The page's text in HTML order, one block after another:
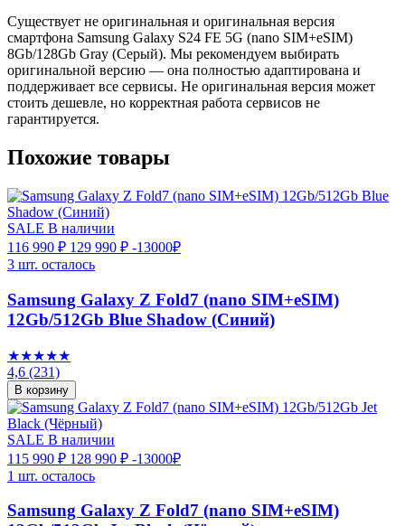
Существует не оригинальная и оригинальная версия
смартфона Samsung Galaxy S24 FE 5G (nano SIM+eSIM)
8Gb/128Gb Gray (Серый). Мы рекомендуем выбирать
оригинальной версию — она полностью адаптирована и
поддерживает все сервисы. Не оригинальная версия может
стоить дешевле, но корректная работа сервисов не
гарантируется.
Похожие товары
SALE В наличии
116 990 ₽ 129 990 ₽ -13000₽
3 шт. осталось
Samsung Galaxy Z Fold7 (nano SIM+eSIM)
12Gb/512Gb Blue Shadow (Синий)
★★★★★
4,6 (231)
В корзину
SALE В наличии
115 990 ₽ 128 990 ₽ -13000₽
1 шт. осталось
Samsung Galaxy Z Fold7 (nano SIM+eSIM)